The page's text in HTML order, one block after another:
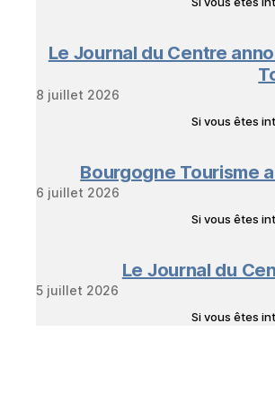
Le Journal du Centre
8 juillet 2026
Si vous êtes
Bourgogne Tourisme
6 juillet 2026
Si vous êtes
Le Journal du
5 juillet 2026
Si vous êtes